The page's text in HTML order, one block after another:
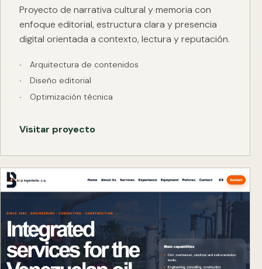
Proyecto de narrativa cultural y memoria con
enfoque editorial, estructura clara y presencia
digital orientada a contexto, lectura y reputación.
Arquitectura de contenidos
Diseño editorial
Optimización técnica
Visitar proyecto